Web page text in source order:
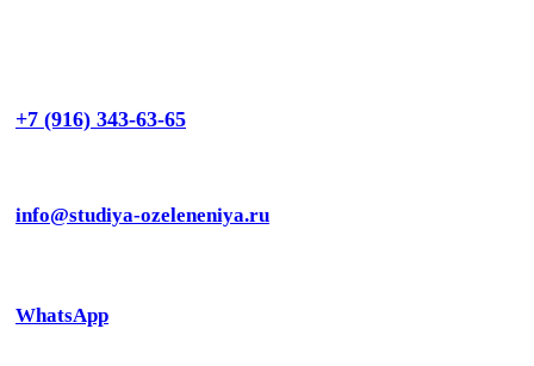
+7 (916) 343-63-65
info@studiya-ozeleneniya.ru
WhatsApp